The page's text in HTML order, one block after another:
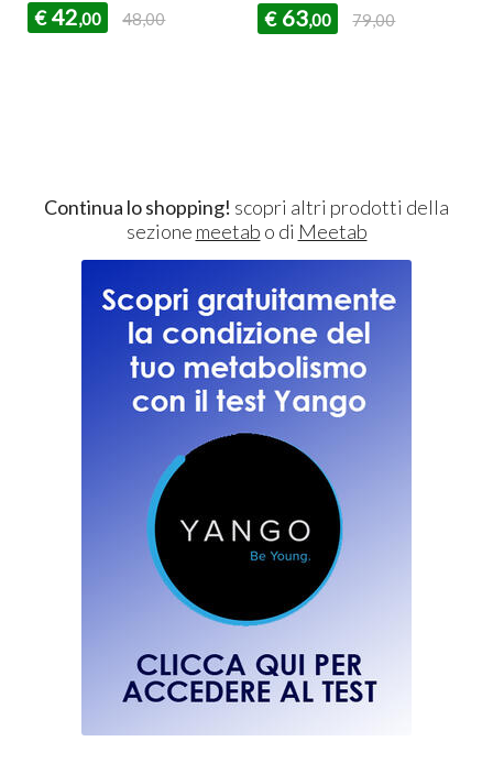
€ 42,00 48,00
€ 63,00 79,00
Continua lo shopping! scopri altri prodotti della
sezione meetab o di Meetab